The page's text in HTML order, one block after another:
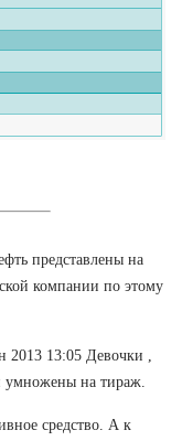
представлены на
компании по этому
13:05 Девочки ,
умножены на тираж.
средство. А к